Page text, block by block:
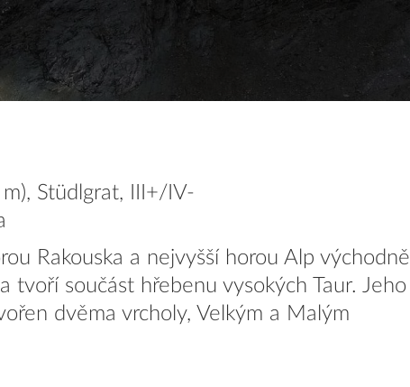
Stüdlgrat, III+/IV-
Rakouska a nejvyšší horou Alp východně
tvoří součást hřebenu vysokých Taur. Jeho
dvěma vrcholy, Velkým a Malým